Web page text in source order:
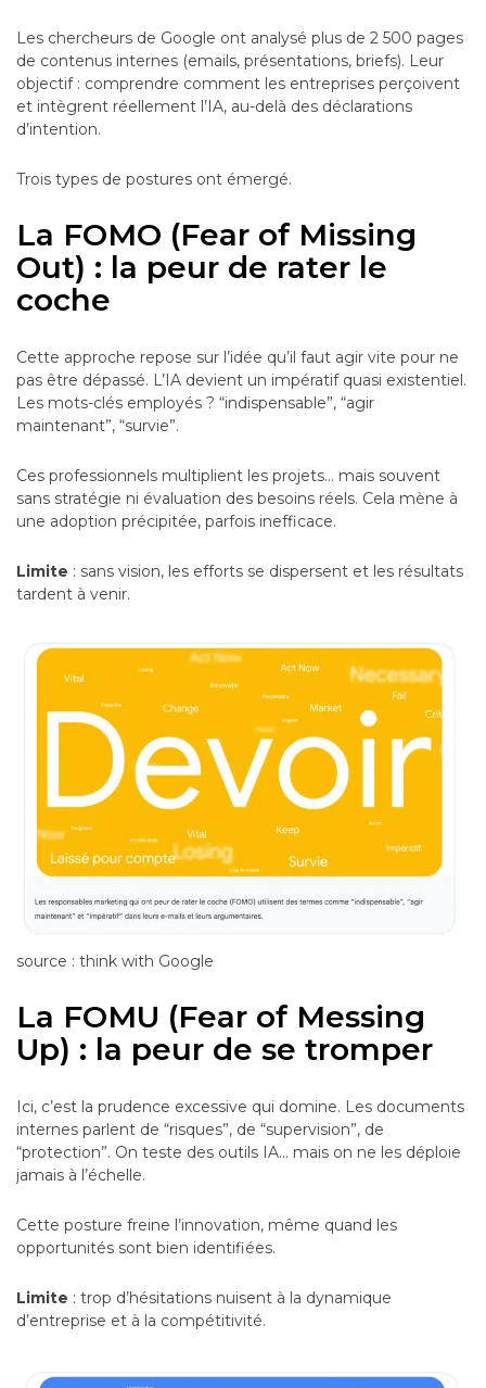
Les chercheurs de Google ont analysé plus de 2 500 pages
de contenus internes (emails, présentations, briefs). Leur
objectif : comprendre comment les entreprises perçoivent
et intègrent réellement l’IA, au-delà des déclarations
d’intention.
Trois types de postures ont émergé.
La FOMO (Fear of Missing
Out) : la peur de rater le
coche
Cette approche repose sur l’idée qu’il faut agir vite pour ne
pas être dépassé. L’IA devient un impératif quasi existentiel.
Les mots-clés employés ? “indispensable”, “agir
maintenant”, “survie”.
Ces professionnels multiplient les projets… mais souvent
sans stratégie ni évaluation des besoins réels. Cela mène à
une adoption précipitée, parfois inefficace.
Limite : sans vision, les efforts se dispersent et les résultats
tardent à venir.
source : think with Google
La FOMU (Fear of Messing
Up) : la peur de se tromper
Ici, c’est la prudence excessive qui domine. Les documents
internes parlent de “risques”, de “supervision”, de
“protection”. On teste des outils IA… mais on ne les déploie
jamais à l’échelle.
Cette posture freine l’innovation, même quand les
opportunités sont bien identifiées.
Limite : trop d’hésitations nuisent à la dynamique
d’entreprise et à la compétitivité.